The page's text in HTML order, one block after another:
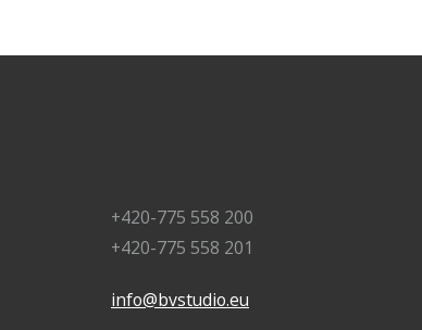
+420-775 558 200
+420-775 558 201
info@bvstudio.eu